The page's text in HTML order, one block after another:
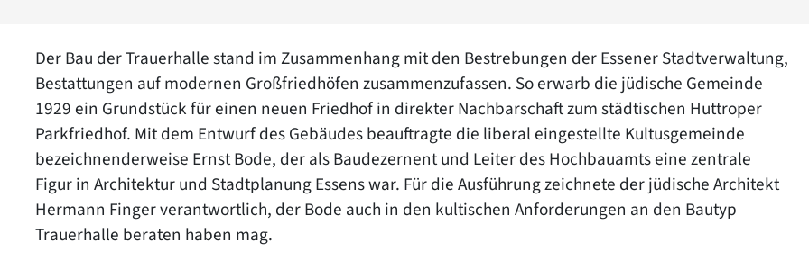
Der Bau der Trauerhalle stand im Zusammenhang mit den Bestrebungen der Essener Stadtverwaltung,
Bestattungen auf modernen Großfriedhöfen zusammenzufassen. So erwarb die jüdische Gemeinde
1929 ein Grundstück für einen neuen Friedhof in direkter Nachbarschaft zum städtischen Huttroper
Parkfriedhof. Mit dem Entwurf des Gebäudes beauftragte die liberal eingestellte Kultusgemeinde
bezeichnenderweise Ernst Bode, der als Baudezernent und Leiter des Hochbauamts eine zentrale
Figur in Architektur und Stadtplanung Essens war. Für die Ausführung zeichnete der jüdische Architekt
Hermann Finger verantwortlich, der Bode auch in den kultischen Anforderungen an den Bautyp
Trauerhalle beraten haben mag.